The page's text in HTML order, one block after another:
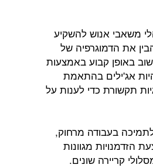
משאבי אנוש להשקיע
את הדמוגרפיה של
באופן קבוע באמצעות
אג'ילים בהתאמת
תקשורת כדי לענות על
לתמיכה בעבודה מרחוק,
הזדמנויות מגוונות
קריירה שונים.